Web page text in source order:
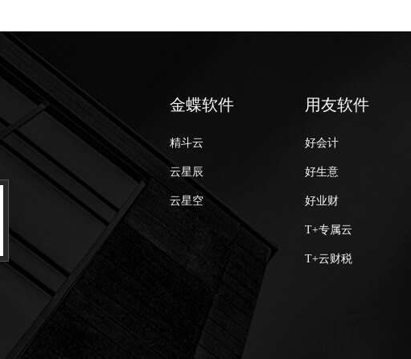
金蝶软件
精斗云
云星辰
云星空
用友软件
好会计
好生意
好业财
T+专属云
T+云财税